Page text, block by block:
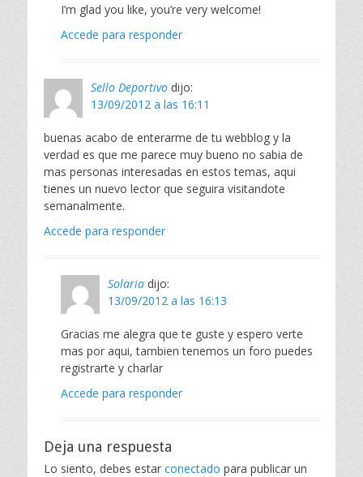
I’m glad you like, you’re very welcome!
Accede para responder
Sello Deportivo dijo:
13/09/2012 a las 16:11
buenas acabo de enterarme de tu webblog y la
verdad es que me parece muy bueno no sabia de
mas personas interesadas en estos temas, aqui
tienes un nuevo lector que seguira visitandote
semanalmente.
Accede para responder
Solaria dijo:
13/09/2012 a las 16:13
Gracias me alegra que te guste y espero verte
mas por aqui, tambien tenemos un foro puedes
registrarte y charlar
Accede para responder
Deja una respuesta
Lo siento, debes estar conectado para publicar un